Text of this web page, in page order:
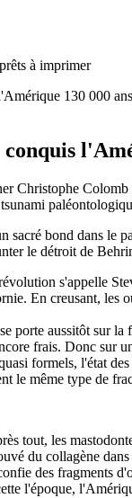
à imprimer
Christophe
sacré bond dans le
le détroit de
s'appelle
En creusant, les
porte aussitôt sur la
frais. Donc sur
formels, l'état
le même type de
tout, les
du collagène
des fragments
l'époque,